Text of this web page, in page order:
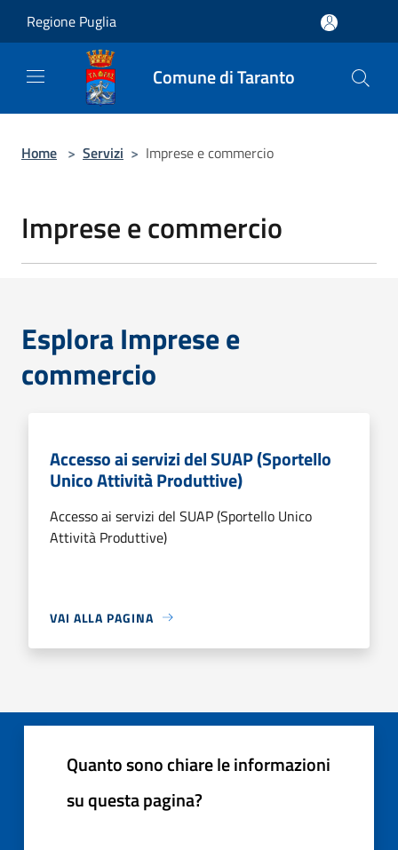
Regione Puglia
Comune di Taranto
Home > Servizi > Imprese e commercio
Imprese e commercio
Esplora Imprese e
commercio
Accesso ai servizi del SUAP (Sportello
Unico Attività Produttive)
Accesso ai servizi del SUAP (Sportello Unico
Attività Produttive)
VAI ALLA PAGINA
Quanto sono chiare le informazioni
su questa pagina?